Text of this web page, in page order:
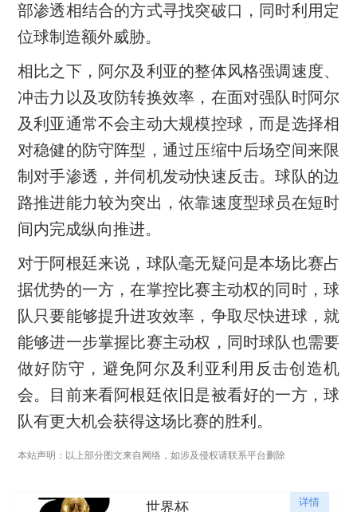
部渗透相结合的方式寻找突破口，同时利用定
位球制造额外威胁。
相比之下，阿尔及利亚的整体风格强调速度、
冲击力以及攻防转换效率，在面对强队时阿尔
及利亚通常不会主动大规模控球，而是选择相
对稳健的防守阵型，通过压缩中后场空间来限
制对手渗透，并伺机发动快速反击。球队的边
路推进能力较为突出，依靠速度型球员在短时
间内完成纵向推进。
对于阿根廷来说，球队毫无疑问是本场比赛占
据优势的一方，在掌控比赛主动权的同时，球
队只要能够提升进攻效率，争取尽快进球，就
能够进一步掌握比赛主动权，同时球队也需要
做好防守，避免阿尔及利亚利用反击创造机
会。目前来看阿根廷依旧是被看好的一方，球
队有更大机会获得这场比赛的胜利。
本站声明：以上部分图文来自网络，如涉及侵权请联系平台删除
详情
世界杯